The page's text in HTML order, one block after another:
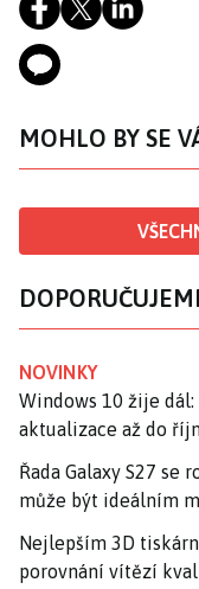
MOHLO BY SE
NOVINKY
Windows 10 žije
aktualizace až do
Řada Galaxy S27
může být ideálním
Nejlepším 3D
porovnání vítězí